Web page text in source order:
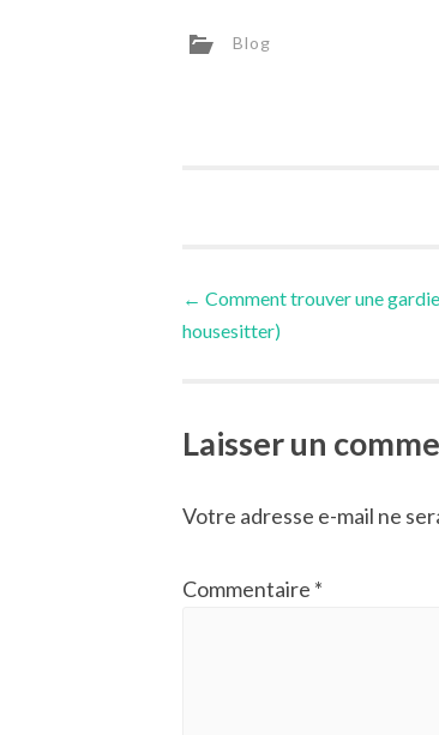
Blog
Post
navigation
← Comment trouver une
housesitter)
Laisser un
Votre adresse e-mail ne
Commentaire *